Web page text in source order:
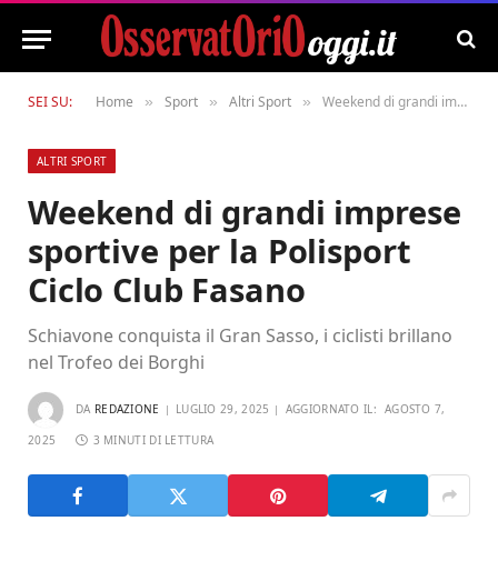
SEI SU: Home » Sport » Altri Sport » Weekend di grandi imprese sportive per la Polisport Ciclo Club Fasano
ALTRI SPORT
Weekend di grandi imprese
sportive per la Polisport
Ciclo Club Fasano
Schiavone conquista il Gran Sasso, i ciclisti brillano
nel Trofeo dei Borghi
DA REDAZIONE LUGLIO 29, 2025 AGGIORNATO IL: AGOSTO 7,
2025 3 MINUTI DI LETTURA